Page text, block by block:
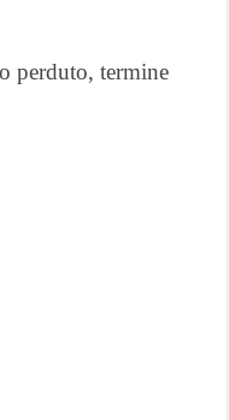
perduto, termine